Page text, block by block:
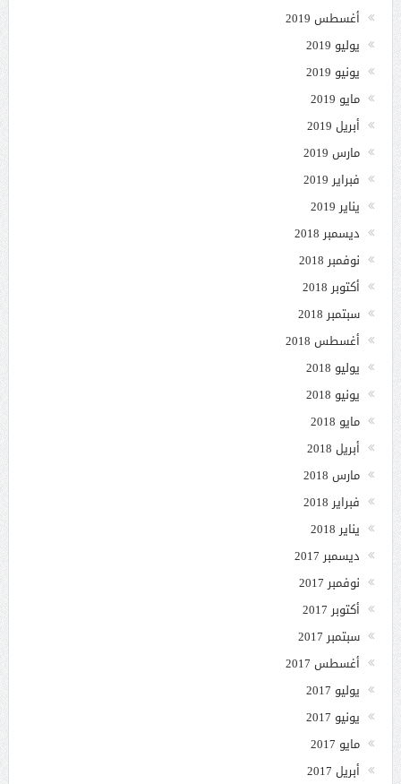
أغسطس 2019
يوليو 2019
يونيو 2019
مايو 2019
أبريل 2019
مارس 2019
فبراير 2019
يناير 2019
ديسمبر 2018
نوفمبر 2018
أكتوبر 2018
سبتمبر 2018
أغسطس 2018
يوليو 2018
يونيو 2018
مايو 2018
أبريل 2018
مارس 2018
فبراير 2018
يناير 2018
ديسمبر 2017
نوفمبر 2017
أكتوبر 2017
سبتمبر 2017
أغسطس 2017
يوليو 2017
يونيو 2017
مايو 2017
أبريل 2017